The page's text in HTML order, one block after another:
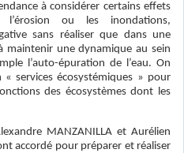
à considérer certains effets
ou les inondations,
sans réaliser que dans une
maintenir une dynamique au sein
l’auto-épuration de l’eau. On
« services écosystémiques » pour
des écosystèmes dont les
MANZANILLA et Aurélien
accordé pour préparer et réaliser